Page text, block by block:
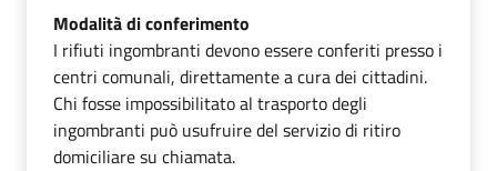
Modalità di conferimento
I rifiuti ingombranti devono essere conferiti presso i
centri comunali, direttamente a cura dei cittadini.
Chi fosse impossibilitato al trasporto degli
ingombranti può usufruire del servizio di ritiro
domiciliare su chiamata.